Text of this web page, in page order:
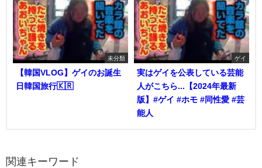
未分類
【韓国VLOG】ゲイのお誕生
日韓国旅行🇰🇷
ゲイ
実はゲイを公表している芸能
人がこちら...【2024年最新
版】#ゲイ #ホモ #同性愛 #芸
能人
関連キーワード